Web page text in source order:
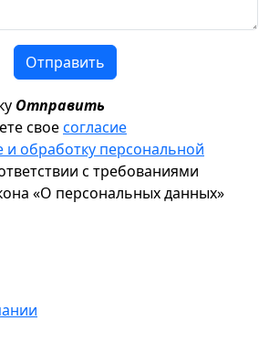
Отправить
Отправить
своесогласие
и обработку персональной
с требованиями
«О персональных данных»